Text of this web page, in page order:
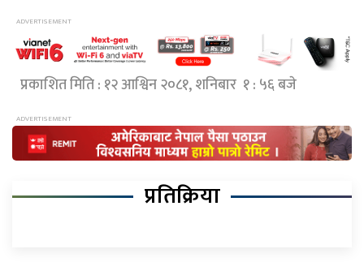
प्रकाशित मिति : १२ आश्विन २०८१, शनिबार १ : ५६ बजे
प्रतिक्रिया